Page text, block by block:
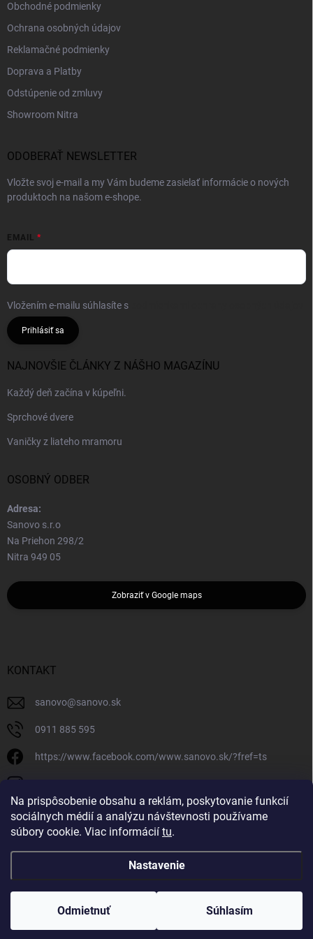
Na prispôsobenie obsahu a reklám, poskytovanie funkcií
sociálnych médií a analýzu návštevnosti používame
súbory cookie. Viac informácií tu.
Nastavenie
Odmietnuť Súhlasím
Obchodné podmienky
Ochrana osobných údajov
Reklamačné podmienky
Doprava a Platby
Odstúpenie od zmluvy
Showroom Nitra
ODOBERAŤ NEWSLETTER
Vložte svoj e-mail a my Vám budeme zasielať informácie o nových
produktoch na našom e-shope.
EMAIL
Vložením e-mailu súhlasíte s
Prihlásiť sa
NAJNOVŠIE ČLÁNKY Z NÁŠHO MAGAZÍNU
Každý deň začína v kúpeľni.
Sprchové dvere
Vaničky z liateho mramoru
OSOBNÝ ODBER
Adresa:
Sanovo s.r.o
Na Priehon 298/2
Nitra 949 05
Zobraziť v Google maps
KONTAKT
sanovo@sanovo.sk
0911 885 595
https://www.facebook.com/www.sanovo.sk/?fref=ts
Vytvoril Shoptet
Copyright 2026Sanovo.sk. Všetky práva vyhradené. | Upraviť nastavenie